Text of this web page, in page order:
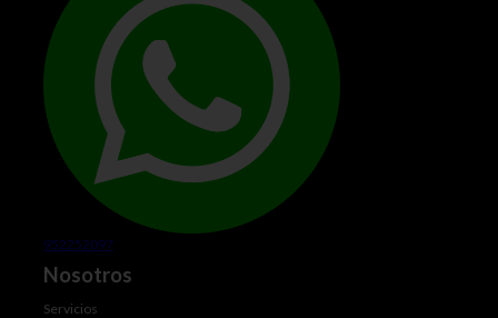
952252097
Nosotros
Servicios